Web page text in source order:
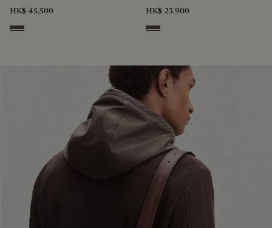
HK$ 45,500
Grey
HK$ 23,900
Grey